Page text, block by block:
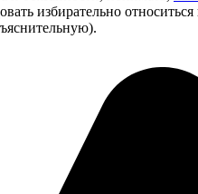
избирательно